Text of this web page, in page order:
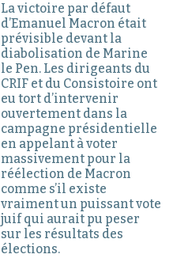
La victoire par défaut
d’Emanuel Macron était
prévisible devant la
diabolisation de Marine
le Pen. Les dirigeants du
CRIF et du Consistoire ont
eu tort d’intervenir
ouvertement dans la
campagne présidentielle
en appelant à voter
massivement pour la
réélection de Macron
comme s’il existe
vraiment un puissant vote
juif qui aurait pu peser
sur les résultats des
élections.